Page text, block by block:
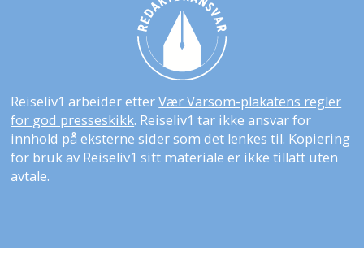
Reiseliv1 arbeider etterVær Varsom-plakatens regler
for god presseskikk. Reiseliv1 tar ikke ansvar for
innhold på eksterne sider som det lenkes til. Kopiering
for bruk av Reiseliv1 sitt materiale er ikke tillatt uten
avtale.